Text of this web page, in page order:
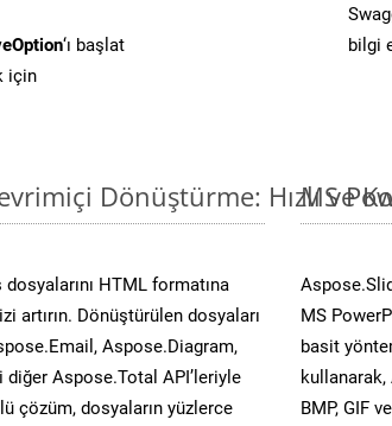
‘ı başlat
için
bilgi
Dönüştürme: Hızlı ve
HTML formatına
artırın. Dönüştürülen dosyaları
Aspose.Diagram,
Aspose.Total API’leriyle
çözüm, dosyaların yüzlerce
MS
MS
basit
kullanarak,
BMP, GIF